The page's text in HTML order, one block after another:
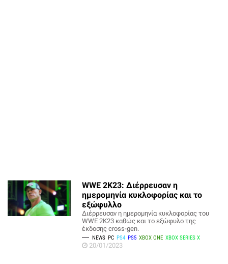
WWE 2K23: Διέρρευσαν η
ημερομηνία κυκλοφορίας και το
εξώφυλλο
Διέρρευσαν η ημερομηνία κυκλοφορίας του
WWE 2K23 καθώς και το εξώφυλο της
έκδοσης cross-gen.
NEWS PC PS4 PS5 XBOX ONE XBOX SERIES X
20/01/2023